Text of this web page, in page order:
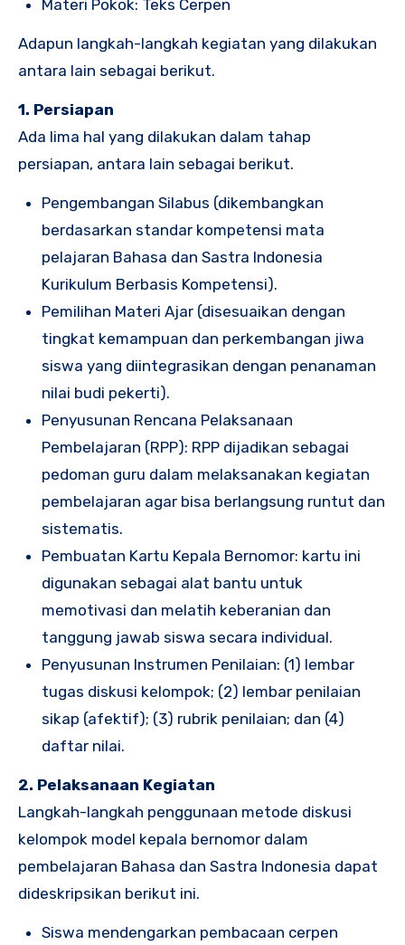
Materi Pokok: Teks Cerpen
Adapun langkah-langkah kegiatan yang dilakukan
antara lain sebagai berikut.
1. Persiapan
Ada lima hal yang dilakukan dalam tahap
persiapan, antara lain sebagai berikut.
Pengembangan Silabus (dikembangkan
berdasarkan standar kompetensi mata
pelajaran Bahasa dan Sastra Indonesia
Kurikulum Berbasis Kompetensi).
Pemilihan Materi Ajar (disesuaikan dengan
tingkat kemampuan dan perkembangan jiwa
siswa yang diintegrasikan dengan penanaman
nilai budi pekerti).
Penyusunan Rencana Pelaksanaan
Pembelajaran (RPP): RPP dijadikan sebagai
pedoman guru dalam melaksanakan kegiatan
pembelajaran agar bisa berlangsung runtut dan
sistematis.
Pembuatan Kartu Kepala Bernomor: kartu ini
digunakan sebagai alat bantu untuk
memotivasi dan melatih keberanian dan
tanggung jawab siswa secara individual.
Penyusunan Instrumen Penilaian: (1) lembar
tugas diskusi kelompok; (2) lembar penilaian
sikap (afektif); (3) rubrik penilaian; dan (4)
daftar nilai.
2. Pelaksanaan Kegiatan
Langkah-langkah penggunaan metode diskusi
kelompok model kepala bernomor dalam
pembelajaran Bahasa dan Sastra Indonesia dapat
dideskripsikan berikut ini.
Siswa mendengarkan pembacaan cerpen